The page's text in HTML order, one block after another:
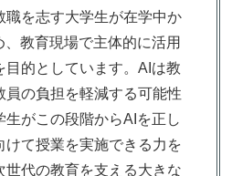
職を志す大学生が在学中か
教育現場で主体的に活用
目的としています。AIは教
員の負担を軽減する可能性
生がこの段階からAIを正し
けて授業を実施できる力を
世代の教育を支える大きな